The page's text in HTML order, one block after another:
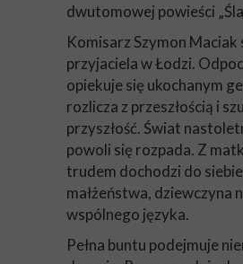
dwutomowej powieści
Komisarz Szymon Maciak
przyjaciela w Łodzi.
opiekuje się ukochanym
rozlicza z przeszłością i
przyszłość. Świat
powoli się rozpada. Z
trudem dochodzi do
małżeństwa, dziewczyna
wspólnego języka.
Pełna buntu podejmuje